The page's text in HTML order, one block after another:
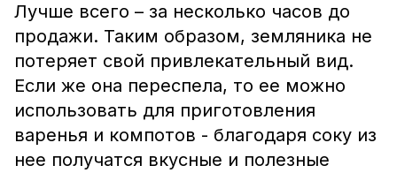
Лучше всего – за несколько часов до
продажи. Таким образом, земляника не
потеряет свой привлекательный вид.
Если же она переспела, то ее можно
использовать для приготовления
варенья и компотов - благодаря соку из
нее получатся вкусные и полезные